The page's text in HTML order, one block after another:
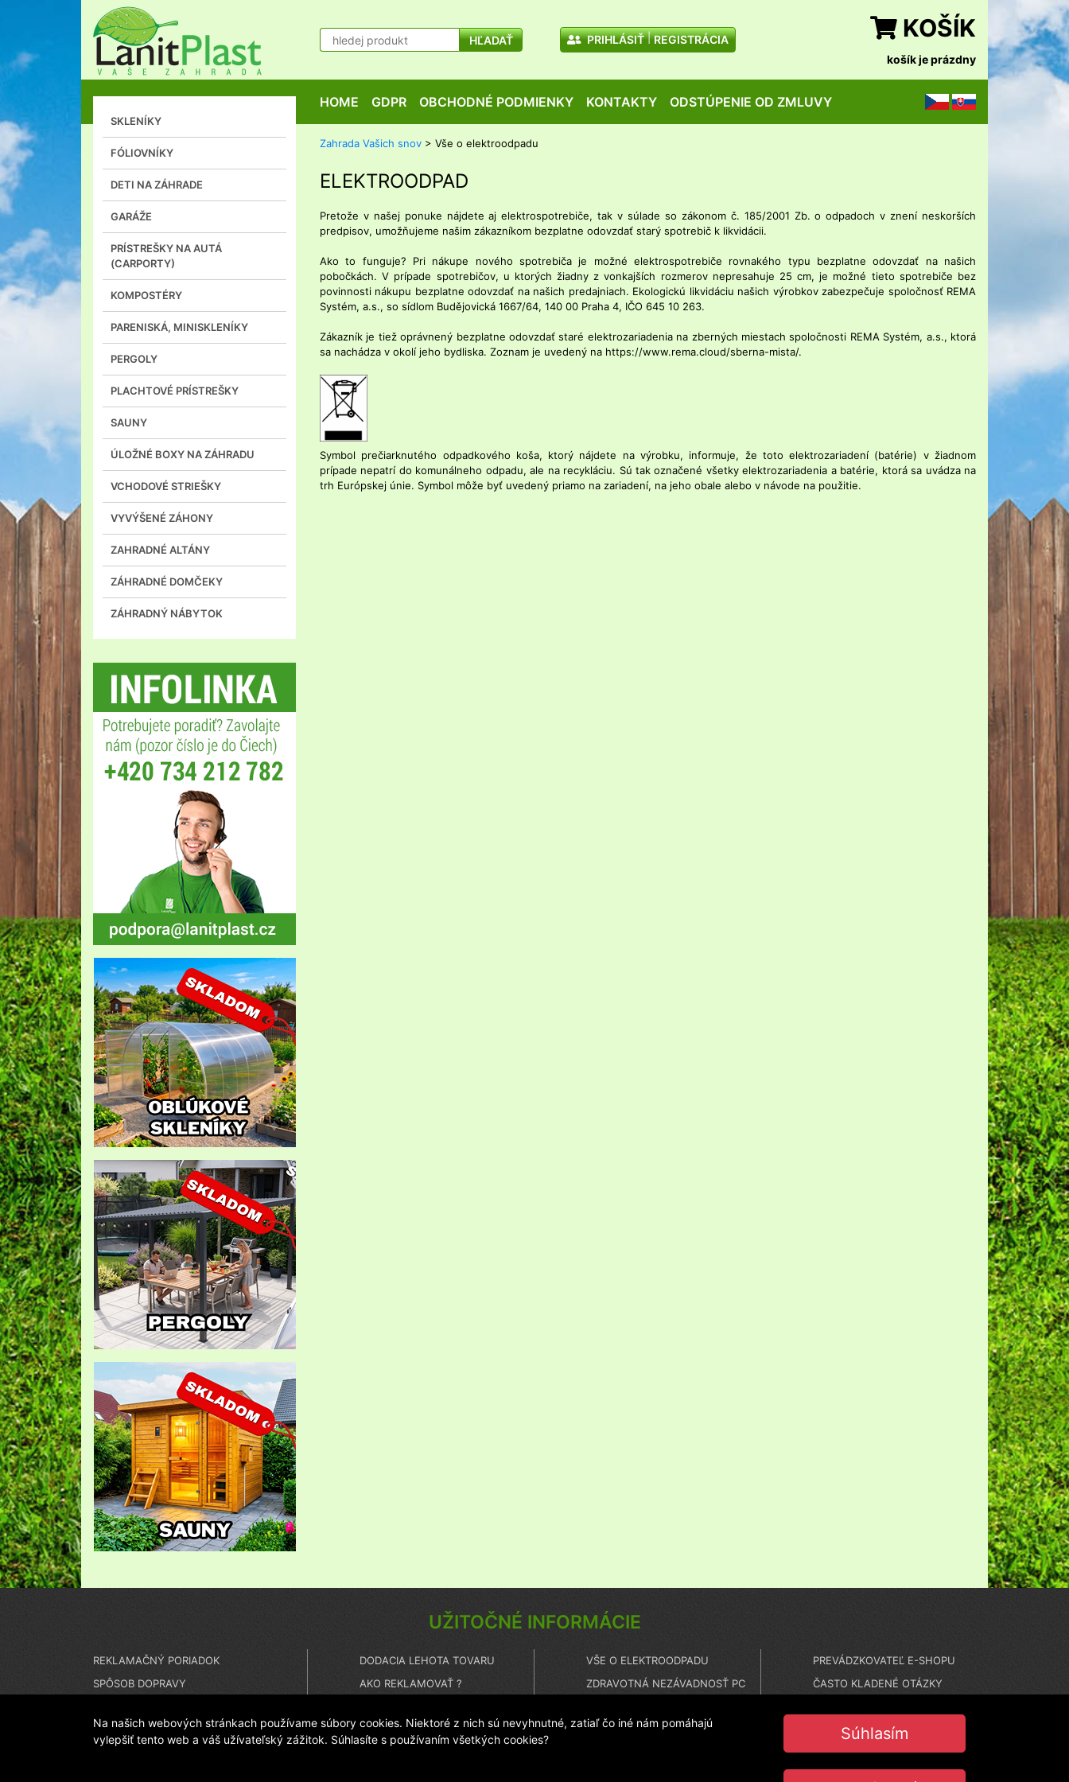
Na našich webových stránkach používame súbory cookies. Niektoré z nich sú nevyhnutné, zatiaľ čo iné nám pomáhajú
vylepšiť tento web a váš užívateľský zážitok. Súhlasíte s používaním všetkých cookies?
Súhlasím
HĽADAŤ PRIHLÁSIŤ REGISTRÁCIA KOŠÍK
košík je prázdny
CZ SK
HOME GDPR OBCHODNÉ PODMIENKY KONTAKTY ODSTÚPENIE OD ZMLUVY
SKLENÍKY
FÓLIOVNÍKY
DETI NA ZÁHRADE
GARÁŽE
PRÍSTREŠKY NA AUTÁ
(CARPORTY)
KOMPOSTÉRY
PARENISKÁ, MINISKLENÍKY
PERGOLY
PLACHTOVÉ PRÍSTREŠKY
SAUNY
ÚLOŽNÉ BOXY NA ZÁHRADU
VCHODOVÉ STRIEŠKY
VYVÝŠENÉ ZÁHONY
ZAHRADNÉ ALTÁNY
ZÁHRADNÉ DOMČEKY
ZÁHRADNÝ NÁBYTOK
Zahrada Vašich snov > Vše o elektroodpadu
ELEKTROODPAD
Pretože v našej ponuke nájdete aj elektrospotrebiče, tak v súlade so zákonom č. 185/2001 Zb. o odpadoch v znení neskorších
predpisov, umožňujeme našim zákazníkom bezplatne odovzdať starý spotrebič k likvidácii.
Ako to funguje? Pri nákupe nového spotrebiča je možné elektrospotrebiče rovnakého typu bezplatne odovzdať na našich
pobočkách. V prípade spotrebičov, u ktorých žiadny z vonkajších rozmerov nepresahuje 25 cm, je možné tieto spotrebiče bez
povinnosti nákupu bezplatne odovzdať na našich predajniach. Ekologickú likvidáciu našich výrobkov zabezpečuje spoločnosť REMA
Systém, a.s., so sídlom Budějovická 1667/64, 140 00 Praha 4, IČO 645 10 263.
Zákazník je tiež oprávnený bezplatne odovzdať staré elektrozariadenia na zberných miestach spoločnosti REMA Systém, a.s., ktorá
sa nachádza v okolí jeho bydliska. Zoznam je uvedený na https://www.rema.cloud/sberna-mista/.
Symbol prečiarknutého odpadkového koša, ktorý nájdete na výrobku, informuje, že toto elektrozariadení (batérie) v žiadnom
prípade nepatrí do komunálneho odpadu, ale na recykláciu. Sú tak označené všetky elektrozariadenia a batérie, ktorá sa uvádza na
trh Európskej únie. Symbol môže byť uvedený priamo na zariadení, na jeho obale alebo v návode na použitie.
UŽITOČNÉ INFORMÁCIE
REKLAMAČNÝ PORIADOK
SPÔSOB DOPRAVY
DODACIA LEHOTA TOVARU
AKO REKLAMOVAŤ ?
VŠE O ELEKTROODPADU
ZDRAVOTNÁ NEZÁVADNOSŤ PC
PREVÁDZKOVATEĽ E-SHOPU
ČASTO KLADENÉ OTÁZKY
NASTAVENIE COOKIES